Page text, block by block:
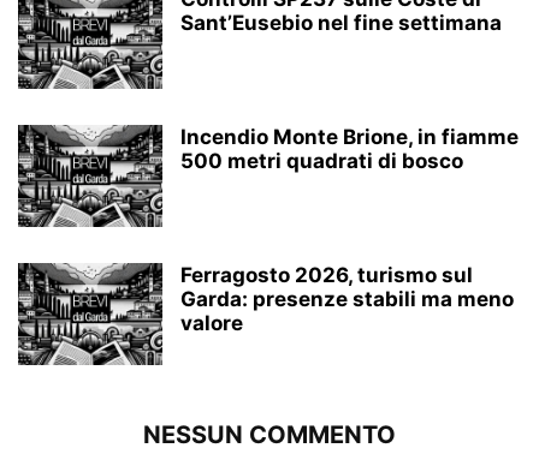
Sant’Eusebio nel fine settimana
Incendio Monte Brione, in fiamme
500 metri quadrati di bosco
Ferragosto 2026, turismo sul
Garda: presenze stabili ma meno
valore
NESSUN COMMENTO